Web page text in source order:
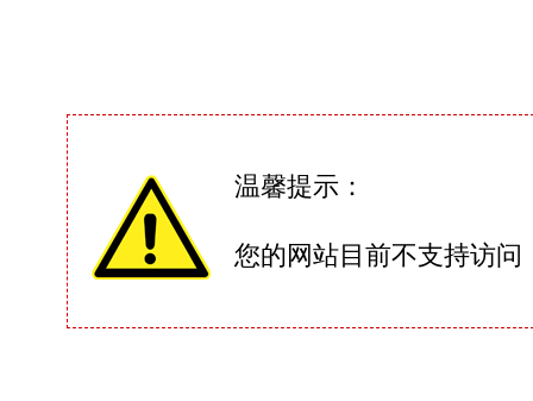
温馨提示：
您的网站目前不支持访